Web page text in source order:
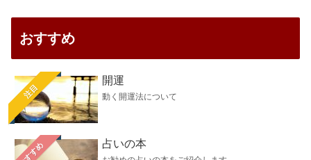
おすすめ
注目
開運
動く開運法について
占いの本